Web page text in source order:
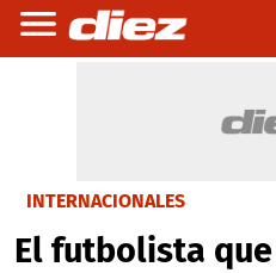
INTERNACIONALES
El futbolista